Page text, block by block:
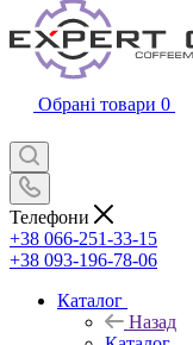
Обрані товари 0
Телефони
+38 066-251-33-15
+38 093-196-78-06
Каталог
Назад